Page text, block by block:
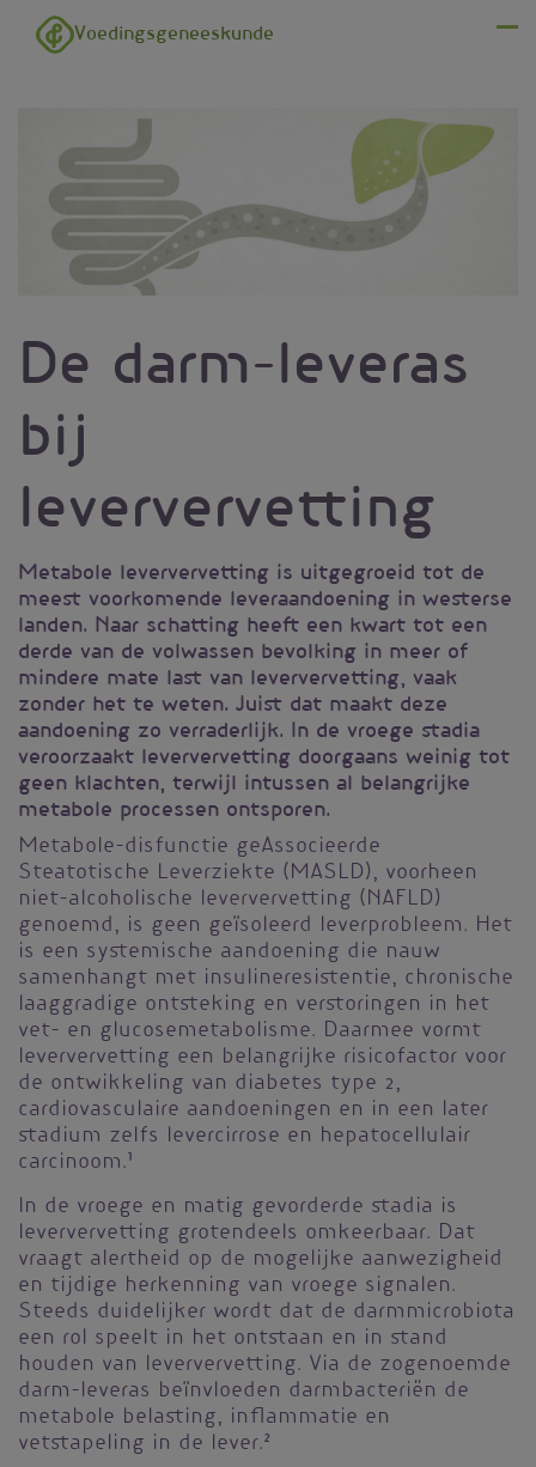
Overslaan en naar de inhoud gaan
Voedingsgeneeskunde
De darm-leveras
bij
leververvetting
Metabole leververvetting is uitgegroeid tot de
meest voorkomende leveraandoening in westerse
landen. Naar schatting heeft een kwart tot een
derde van de volwassen bevolking in meer of
mindere mate last van leververvetting, vaak
zonder het te weten. Juist dat maakt deze
aandoening zo verraderlijk. In de vroege stadia
veroorzaakt leververvetting doorgaans weinig tot
geen klachten, terwijl intussen al belangrijke
metabole processen ontsporen.
Metabole-disfunctie geAssocieerde
Steatotische Leverziekte (MASLD), voorheen
niet-alcoholische leververvetting (NAFLD)
genoemd, is geen geïsoleerd leverprobleem. Het
is een systemische aandoening die nauw
samenhangt met insulineresistentie, chronische
laaggradige ontsteking en verstoringen in het
vet- en glucosemetabolisme. Daarmee vormt
leververvetting een belangrijke risicofactor voor
de ontwikkeling van diabetes type 2,
cardiovasculaire aandoeningen en in een later
stadium zelfs levercirrose en hepatocellulair
carcinoom.1
In de vroege en matig gevorderde stadia is
leververvetting grotendeels omkeerbaar. Dat
vraagt alertheid op de mogelijke aanwezigheid
en tijdige herkenning van vroege signalen.
Steeds duidelijker wordt dat de darmmicrobiota
een rol speelt in het ontstaan en in stand
houden van leververvetting. Via de zogenoemde
darm-leveras beïnvloeden darmbacteriën de
metabole belasting, inflammatie en
vetstapeling in de lever.2